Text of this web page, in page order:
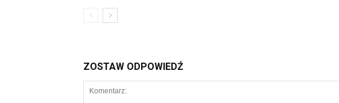
ZOSTAW ODPOWIEDŹ